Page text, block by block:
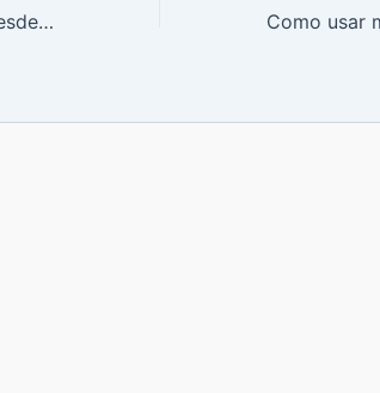
Visa de turismo para Chile desde Haití